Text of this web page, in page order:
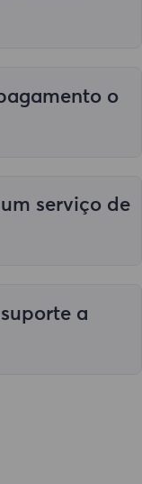
o
e "Alipay
serviço de
a